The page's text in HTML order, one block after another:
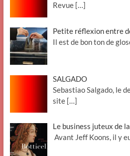
Revue […]
Petite réflexion entre
Il est de bon ton de
SALGADO
Sebastiao Salgado, le
site […]
Le business juteux de
Avant Jeff Koons, il y